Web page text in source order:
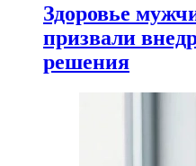
Здоровье
призвали
решения